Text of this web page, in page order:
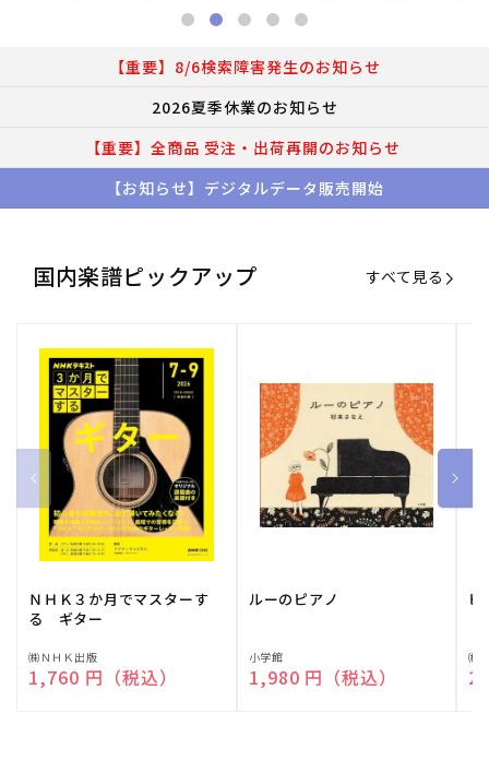
【重要】8/6検索障害発生のお知らせ
2026夏季休業のお知らせ
【重要】全商品 受注・出荷再開のお知らせ
【お知らせ】デジタルデータ販売開始
国内楽譜ピックアップ すべて見る
ＮＨＫ３か月でマスターす
る ギター
販
売
㈱ＮＨＫ出版
通常価格
1,760 円（税込）
ルーのピアノ
販
売
小学館
通常価格
1,980 円（税込）
ピ
販
売
㈱